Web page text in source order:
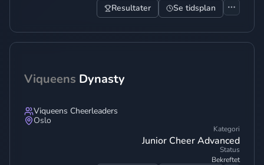
Resultater Se tidsplan
Viqueens Dynasty
Viqueens Cheerleaders
Oslo
Kategori
Junior Cheer Advanced
Status
Bekreftet